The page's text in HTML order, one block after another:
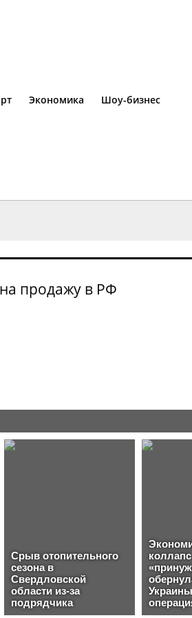
Экономика Шоу-бизнес
продажу в РФ